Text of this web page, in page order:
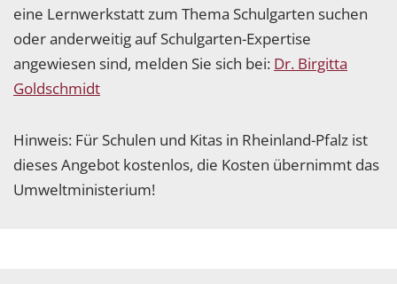
eine Lernwerkstatt zum Thema Schulgarten suchen
oder anderweitig auf Schulgarten-Expertise
angewiesen sind, melden Sie sich bei: Dr. Birgitta
Goldschmidt
Hinweis: Für Schulen und Kitas in Rheinland-Pfalz ist
dieses Angebot kostenlos, die Kosten übernimmt das
Umweltministerium!